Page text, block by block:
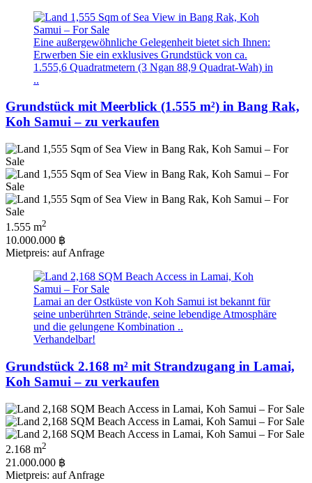
Eine außergewöhnliche Gelegenheit bietet sich Ihnen:
Erwerben Sie ein exklusives Grundstück von ca.
1.555,6 Quadratmetern (3 Ngan 88,9 Quadrat-Wah) in
..
Grundstück mit Meerblick (1.555 m²) in Bang Rak,
Koh Samui – zu verkaufen
1.555 m2
10.000.000 ฿
Mietpreis: auf Anfrage
Lamai an der Ostküste von Koh Samui ist bekannt für
seine unberührten Strände, seine lebendige Atmosphäre
und die gelungene Kombination ..
Verhandelbar!
Grundstück 2.168 m² mit Strandzugang in Lamai,
Koh Samui – zu verkaufen
2.168 m2
21.000.000 ฿
Mietpreis: auf Anfrage